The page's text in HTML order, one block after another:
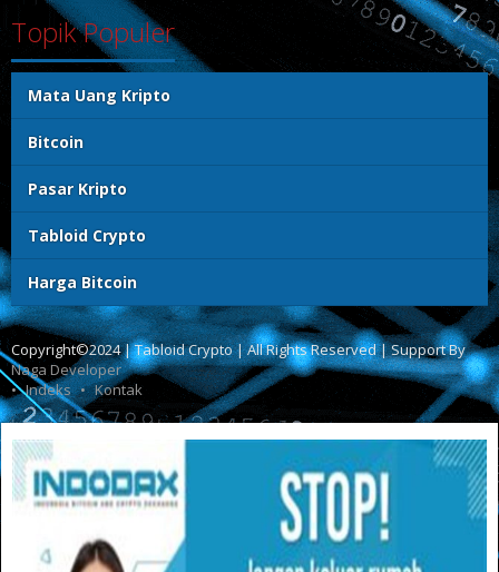
Topik Populer
Mata Uang Kripto
Bitcoin
Pasar Kripto
Tabloid Crypto
Harga Bitcoin
Copyright©2024 | Tabloid Crypto | All Rights Reserved | Support By
Naga Developer
Indeks
Kontak